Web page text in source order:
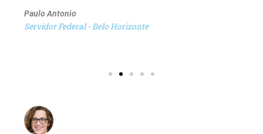
Paulo Antonio
Servidor Federal - Belo Horizonte